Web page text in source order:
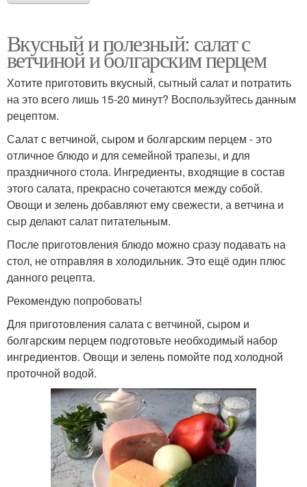
Вкусный и полезный: салат с
ветчиной и болгарским перцем
Хотите приготовить вкусный, сытный салат и потратить
на это всего лишь 15-20 минут? Воспользуйтесь данным
рецептом.
Салат с ветчиной, сыром и болгарским перцем - это
отличное блюдо и для семейной трапезы, и для
праздничного стола. Ингредиенты, входящие в состав
этого салата, прекрасно сочетаются между собой.
Овощи и зелень добавляют ему свежести, а ветчина и
сыр делают салат питательным.
После приготовления блюдо можно сразу подавать на
стол, не отправляя в холодильник. Это ещё один плюс
данного рецепта.
Рекомендую попробовать!
Для приготовления салата с ветчиной, сыром и
болгарским перцем подготовьте необходимый набор
ингредиентов. Овощи и зелень помойте под холодной
проточной водой.